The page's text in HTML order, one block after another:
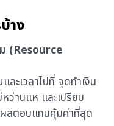
าง
(Resource
ะเวลาไปที่ จุดทำเงิน
ว่านแห และเปรียบ
ผลตอบแทนคุ้มค่าที่สุด